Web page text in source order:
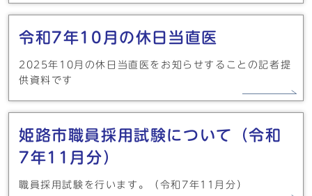
令和7年10月の休日当直医
2025年10月の休日当直医をお知らせすることの記者提
供資料です
姫路市職員採用試験について（令和
7年11月分）
職員採用試験を行います。（令和7年11月分）